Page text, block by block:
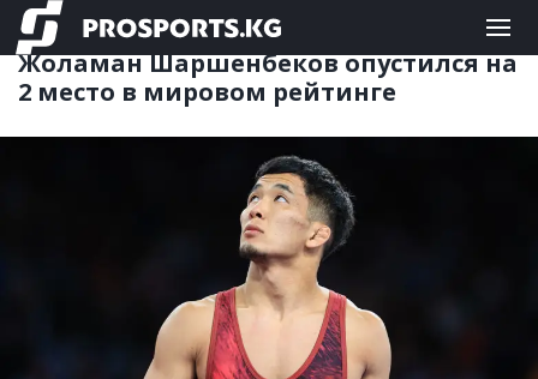
ЕДИНОБОРСТВА 16.11.2024 09:49
Жоламан Шаршенбеков опустился на
2 место в мировом рейтинге